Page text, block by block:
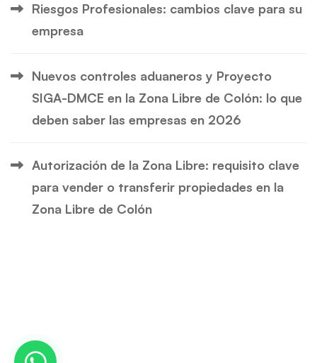
Riesgos Profesionales: cambios clave para su
empresa
Nuevos controles aduaneros y Proyecto
SIGA-DMCE en la Zona Libre de Colón: lo que
deben saber las empresas en 2026
Autorización de la Zona Libre: requisito clave
para vender o transferir propiedades en la
Zona Libre de Colón
© Copyright 2024 | CORONELL, LAM & ASOCIADOS.